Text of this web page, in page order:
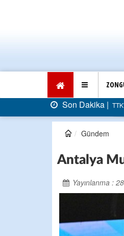
Son Dakika |TTK’da 213 gün
Gündem
Antalya
Yayınlanma :